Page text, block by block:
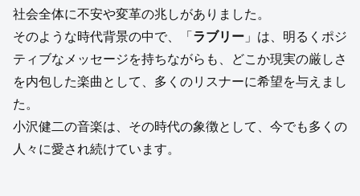
社会全体に不安や変革の兆しがありました。
そのような時代背景の中で、「 ラブリー 」は、明るくポジ
ティブなメッセージを持ちながらも、どこか現実の厳しさ
を内包した楽曲として、多くのリスナーに希望を与えまし
た。
小沢健二の音楽は、その時代の象徴として、今でも多くの
人々に愛され続けています。